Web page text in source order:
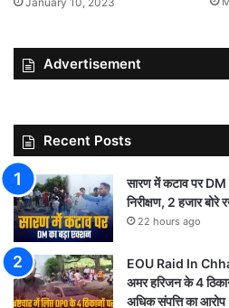
Advertisement
Recent Posts
सारण में कटाव पर
निरीक्षण, 2 हजार
22 hours ago
EOU Raid In
अमर हरिजन के 4
अधिक संपत्ति का आरोप